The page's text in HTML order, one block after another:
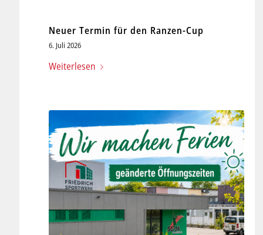
Neuer Termin für den Ranzen-Cup
6. Juli 2026
Weiterlesen